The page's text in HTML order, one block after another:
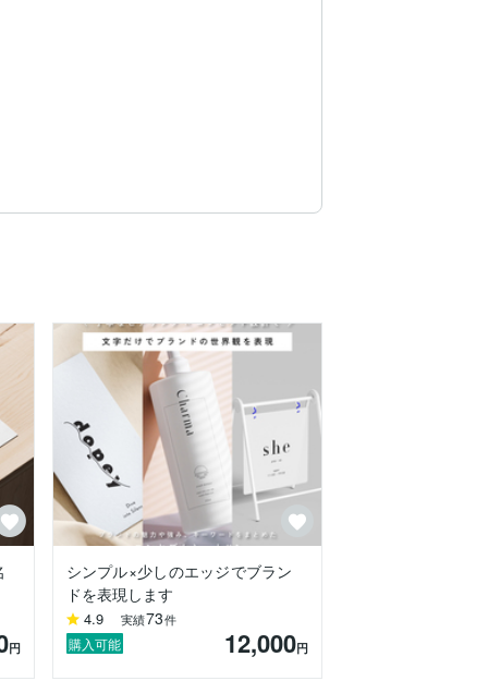
円
シンプル×少しのエッジでブラン
ドを表現します
4.9 実績73件
購入可能 12,000円